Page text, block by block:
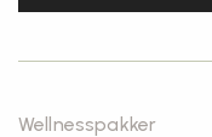
Wellnesspakker